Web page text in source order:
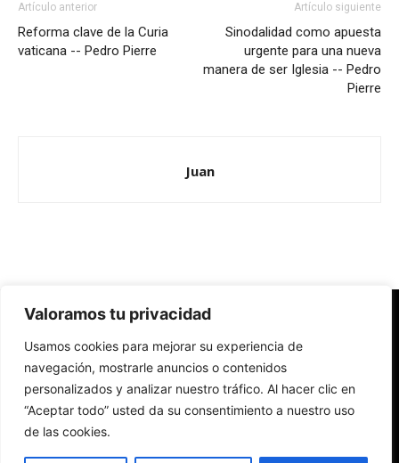
Valoramos tu privacidad
Usamos cookies para mejorar su experiencia de
navegación, mostrarle anuncios o contenidos
personalizados y analizar nuestro tráfico. Al hacer clic en
“Aceptar todo” usted da su consentimiento a nuestro uso
de las cookies.
Artículo anterior
Reforma clave de la Curia
vaticana -- Pedro Pierre
Artículo siguiente
Sinodalidad como apuesta
urgente para una nueva
manera de ser Iglesia -- Pedro
Pierre
Juan
Redes Cristianas
Una mirada alternativa sobre la Iglesia católica y la sociedad
- Colectivos de Redes Cristianas